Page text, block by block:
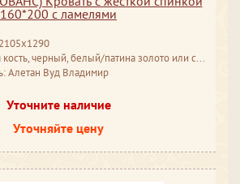
160*200 с ламелями
черный, белый/патина золото или серебро
Алетан Вуд Владимир
Уточните наличие
Уточняйте цену